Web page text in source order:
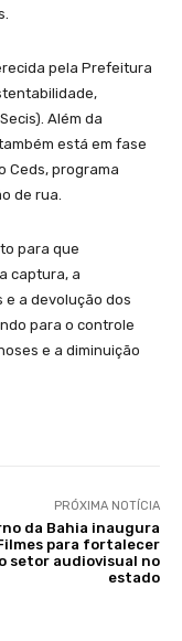
pela Prefeitura
Além da
está em fase
Ceds, programa
de rua.
para que
captura, a
a devolução dos
para o controle
e a diminuição
PRÓXIMA NOTÍCIA
da Bahia inaugura
para fortalecer
o setor audiovisual no
estado